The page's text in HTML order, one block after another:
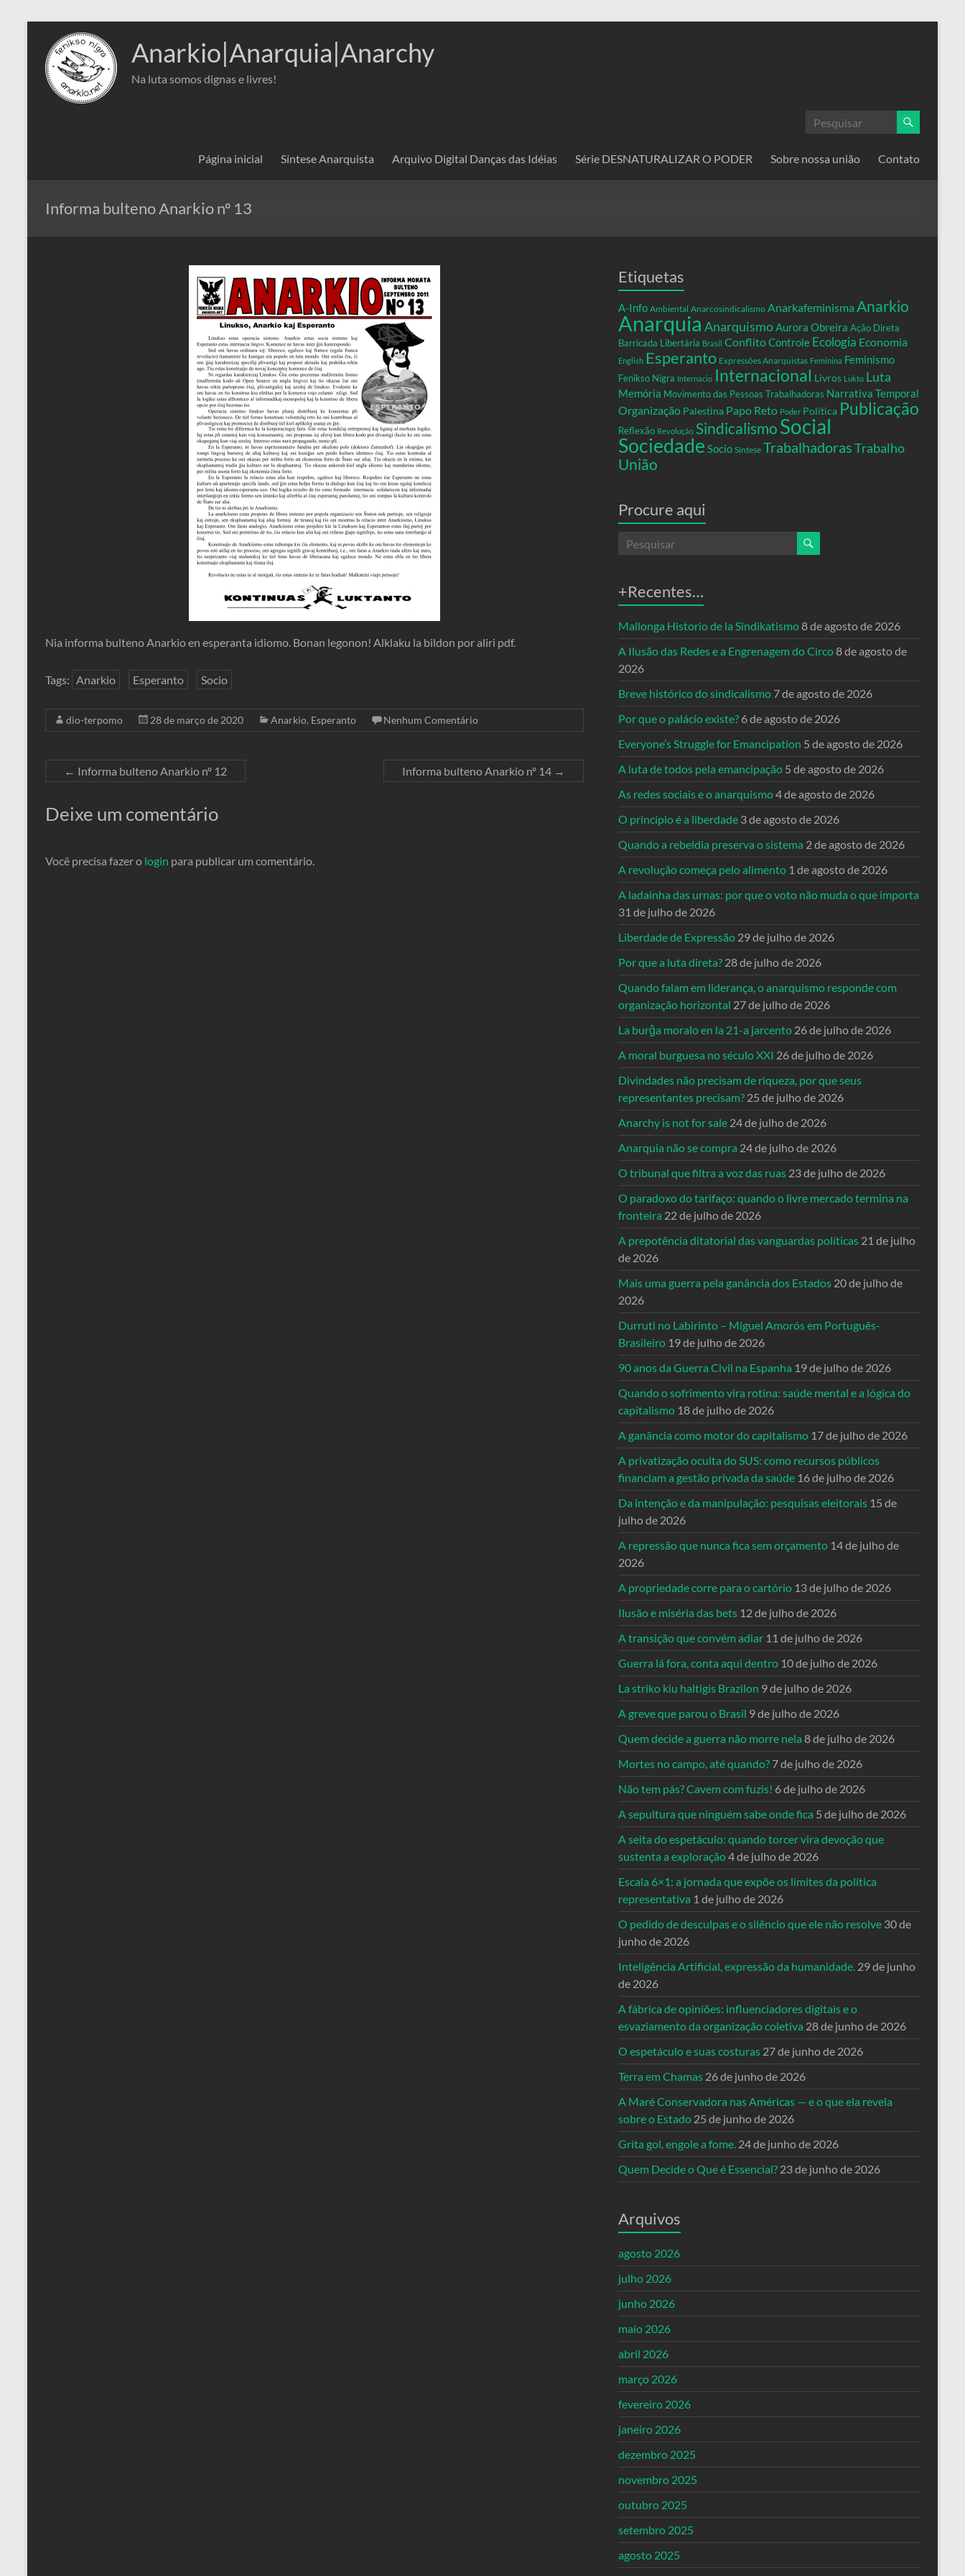
conteúdo
Anarkio|Anarquia|Anarchy
Na luta somos dignas e livres!
Página inicial Síntese Anarquista Arquivo Digital Danças das Idéias Série DESNATURALIZAR O PODER Sobre nossa união Contato
Informa bulteno Anarkio nº 13
Nia informa bulteno Anarkio en esperanta idiomo. Bonan legonon! Alklaku la bildon por aliri pdf.
Tags: Anarkio Esperanto Socio
dio-terpomo 28 de março de 2020 Anarkio, Esperanto Nenhum Comentário
← Informa bulteno Anarkio nº 12 Informa bulteno Anarkio nº 14 →
Deixe um comentário
Você precisa fazer o login para publicar um comentário.
Etiquetas
A-Info Ambiental Anarcosindicalismo Anarkafeminisma Anarkio
Anarquia AnarquismoAurora Obreira Ação Direta
Barricada Libertária Brasil ConflitoControle Ecologia Economia
English Esperanto Expressões Anarquistas Feminina Feminismo
Fenikso Nigra Internacio Internacional Livros Lukto Luta
Memória Movimento das Pessoas Trabalhadoras Narrativa Temporal
Organização Palestina Papo Reto Poder Política Publicação
Reflexão Revolução Sindicalismo Social
Sociedade Socio Síntese TrabalhadorasTrabalho
União
Procure aqui
+Recentes…
Mallonga Historio de la Sindikatismo8 de agosto de 2026
A Ilusão das Redes e a Engrenagem do Circo8 de agosto de
2026
Breve histórico do sindicalismo 7 de agosto de 2026
Por que o palácio existe? 6 de agosto de 2026
Everyone’s Struggle for Emancipation 5 de agosto de 2026
A luta de todos pela emancipação 5 de agosto de 2026
As redes sociais e o anarquismo4 de agosto de 2026
O princípio é a liberdade 3 de agosto de 2026
Quando a rebeldia preserva o sistema 2 de agosto de 2026
A revolução começa pelo alimento 1 de agosto de 2026
A ladainha das urnas: por que o voto não muda o que importa
31 de julho de 2026
Liberdade de Expressão 29 de julho de 2026
Por que a luta direta? 28 de julho de 2026
Quando falam em liderança, o anarquismo responde com
organização horizontal 27 de julho de 2026
La burĝa moralo en la 21-a jarcento 26 de julho de 2026
A moral burguesa no século XXI 26 de julho de 2026
Divindades não precisam de riqueza, por que seus
representantes precisam? 25 de julho de 2026
Anarchy is not for sale 24 de julho de 2026
Anarquia não se compra 24 de julho de 2026
O tribunal que filtra a voz das ruas 23 de julho de 2026
O paradoxo do tarifaço: quando o livre mercado termina na
fronteira 22 de julho de 2026
A prepotência ditatorial das vanguardas políticas 21 de julho
de 2026
Mais uma guerra pela ganância dos Estados 20 de julho de
2026
Durruti no Labirinto – Miguel Amorós em Português-
Brasileiro 19 de julho de 2026
90 anos da Guerra Civil na Espanha 19 de julho de 2026
Quando o sofrimento vira rotina: saúde mental e a lógica do
capitalismo 18 de julho de 2026
A ganância como motor do capitalismo 17 de julho de 2026
A privatização oculta do SUS: como recursos públicos
financiam a gestão privada da saúde 16 de julho de 2026
Da intenção e da manipulação: pesquisas eleitorais 15 de
julho de 2026
A repressão que nunca fica sem orçamento 14 de julho de
2026
A propriedade corre para o cartório 13 de julho de 2026
Ilusão e miséria das bets 12 de julho de 2026
A transição que convém adiar 11 de julho de 2026
Guerra lá fora, conta aqui dentro 10 de julho de 2026
La striko kiu haltigis Brazilon 9 de julho de 2026
A greve que parou o Brasil 9 de julho de 2026
Quem decide a guerra não morre nela 8 de julho de 2026
Mortes no campo, até quando? 7 de julho de 2026
Não tem pás? Cavem com fuzis! 6 de julho de 2026
A sepultura que ninguém sabe onde fica 5 de julho de 2026
A seita do espetáculo: quando torcer vira devoção que
sustenta a exploração4 de julho de 2026
Escala 6×1: a jornada que expõe os limites da política
representativa 1 de julho de 2026
O pedido de desculpas e o silêncio que ele não resolve 30 de
junho de 2026
Inteligência Artificial, expressão da humanidade. 29 de junho
de 2026
A fábrica de opiniões: influenciadores digitais e o
esvaziamento da organização coletiva 28 de junho de 2026
O espetáculo e suas costuras 27 de junho de 2026
Terra em Chamas 26 de junho de 2026
A Maré Conservadora nas Américas — e o que ela revela
sobre o Estado 25 de junho de 2026
Grita gol, engole a fome. 24 de junho de 2026
Quem Decide o Que é Essencial? 23 de junho de 2026
Arquivos
agosto 2026
julho 2026
junho 2026
maio 2026
abril 2026
março 2026
fevereiro 2026
janeiro 2026
dezembro 2025
novembro 2025
outubro 2025
setembro 2025
agosto 2025